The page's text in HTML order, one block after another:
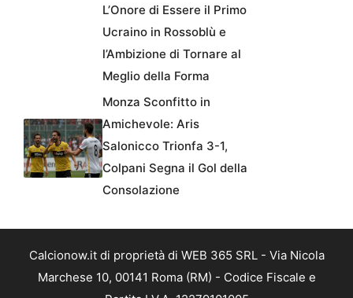
L’Onore di Essere il Primo
Ucraino in Rossoblù e
l’Ambizione di Tornare al
Meglio della Forma
Monza Sconfitto in
Amichevole: Aris
Salonicco Trionfa 3-1,
Colpani Segna il Gol della
Consolazione
Calcionow.it di proprietà di WEB 365 SRL - Via Nicola
Marchese 10, 00141 Roma (RM) - Codice Fiscale e